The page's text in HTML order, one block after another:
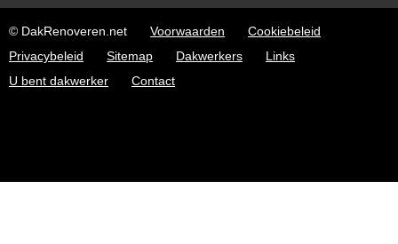
© DakRenoveren.net Voorwaarden
Cookiebeleid
Privacybeleid
Sitemap Dakwerkers
Links
U bent dakwerker
Contact